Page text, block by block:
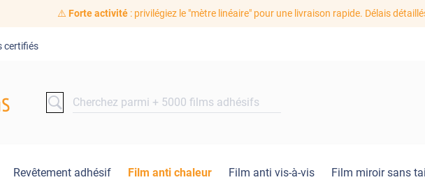
⚠️ Forte activité: privilégiez le "mètre linéaire" pour une livraison rapide. Délais
certifiés
Revêtement adhésif Film anti chaleur Film anti vis-à-vis Film miroir sans